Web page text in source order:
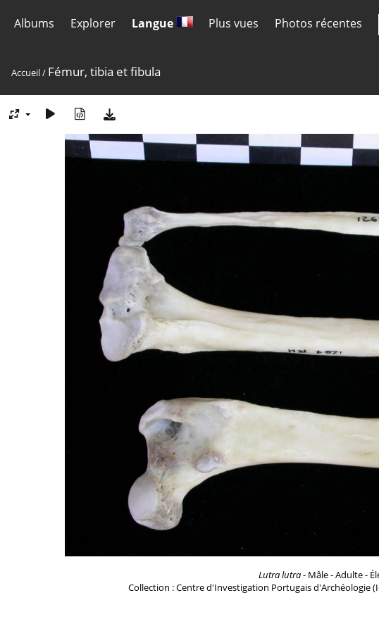
Albums Explorer Langue Plus vues Photos récentes
Accueil/ Fémur, tibia et fibula
Lutra lutra- Mâle - Adulte -
Collection : Centre d'Investigation Portugais d'Archéologie